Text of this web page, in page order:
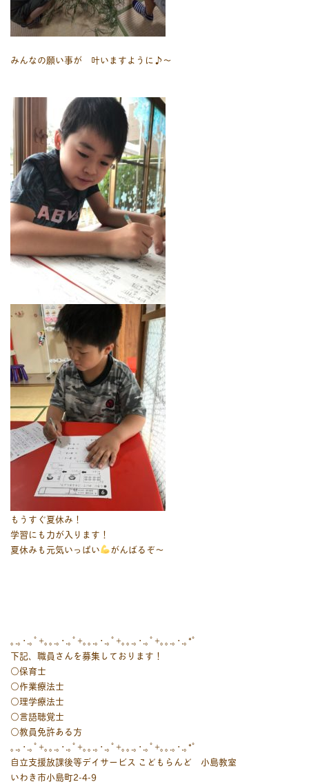
みんなの願い事が 叶いますように♪～
もうすぐ夏休み！
学習にも力が入ります！
夏休みも元気いっぱい
がんばるぞ～
｡.｡･.｡ﾟ+｡｡.｡･.｡ﾟ+｡｡.｡･.｡ﾟ+｡｡.｡･.｡ﾟ+｡｡.｡･.｡*ﾟ
下記、職員さんを募集しております！
○保育士
○作業療法士
○理学療法士
○言語聴覚士
○教員免許ある方
｡.｡･.｡ﾟ+｡｡.｡･.｡ﾟ+｡｡.｡･.｡ﾟ+｡｡.｡･.｡ﾟ+｡｡.｡･.｡*ﾟ
自立支援放課後等デイサービス こどもらんど 小島教室
いわき市小島町2-4-9